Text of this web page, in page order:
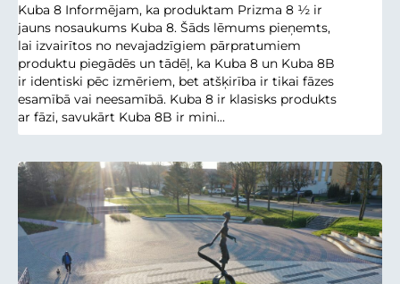
Kuba 8 Informējam, ka produktam Prizma 8 ½ ir
jauns nosaukums Kuba 8. Šāds lēmums pieņemts,
lai izvairītos no nevajadzīgiem pārpratumiem
produktu piegādēs un tādēļ, ka Kuba 8 un Kuba 8B
ir identiski pēc izmēriem, bet atšķirība ir tikai fāzes
esamībā vai neesamībā. Kuba 8 ir klasisks produkts
ar fāzi, savukārt Kuba 8B ir mini...